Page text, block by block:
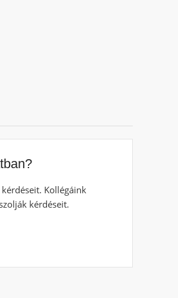
Kollégáink
kérdéseit.